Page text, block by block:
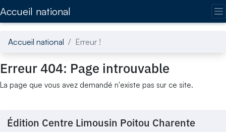
Accueil national
Accueil national Erreur !
Erreur 404: Page introuvable
La page que vous avez demandé n'existe pas sur ce site.
Édition Centre Limousin Poitou Charente